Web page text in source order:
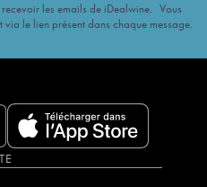
les emails de iDealwine. Vous
le lien présent dans chaque message.